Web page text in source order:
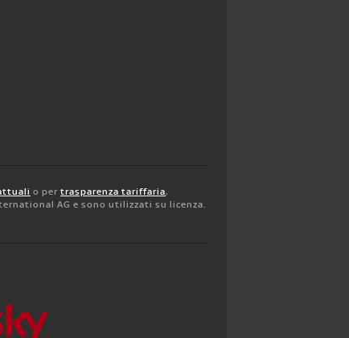
o per trasparenza tariffaria,
AG e sono utilizzati su licenza.